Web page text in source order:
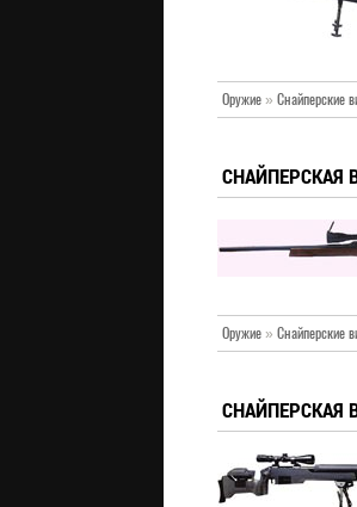
Оружие» Снайперские
СНАЙПЕРСКАЯ
Оружие» Снайперские
СНАЙПЕРСКАЯ